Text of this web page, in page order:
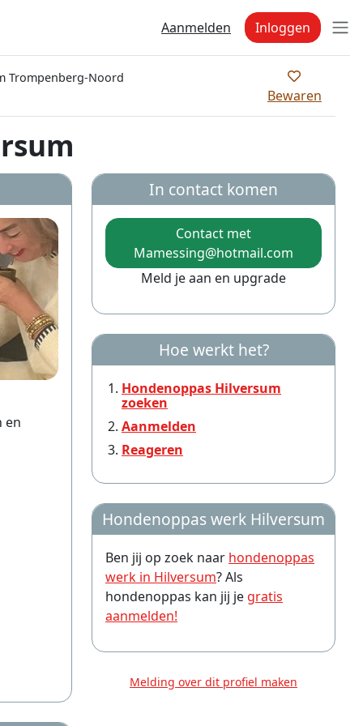
Aanmelden Inloggen
Trompenberg-Noord
Bewaren
en
In contact komen
Contact met
Mamessing@hotmail.com
Meld je aan en upgrade
Hoe werkt het?
Hondenoppas Hilversum
zoeken
Aanmelden
Reageren
Hondenoppas werk Hilversum
Ben jij op zoek naar hondenoppas
werk in Hilversum? Als
hondenoppas kan jij je gratis
aanmelden!
Melding over dit profiel maken